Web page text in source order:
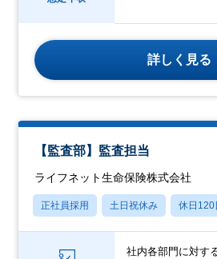
詳しく見る
【監査部】監査担当
ライフネット生命保険株式会社
正社員採用 土日祝休み 休日120
社内各部門に対す